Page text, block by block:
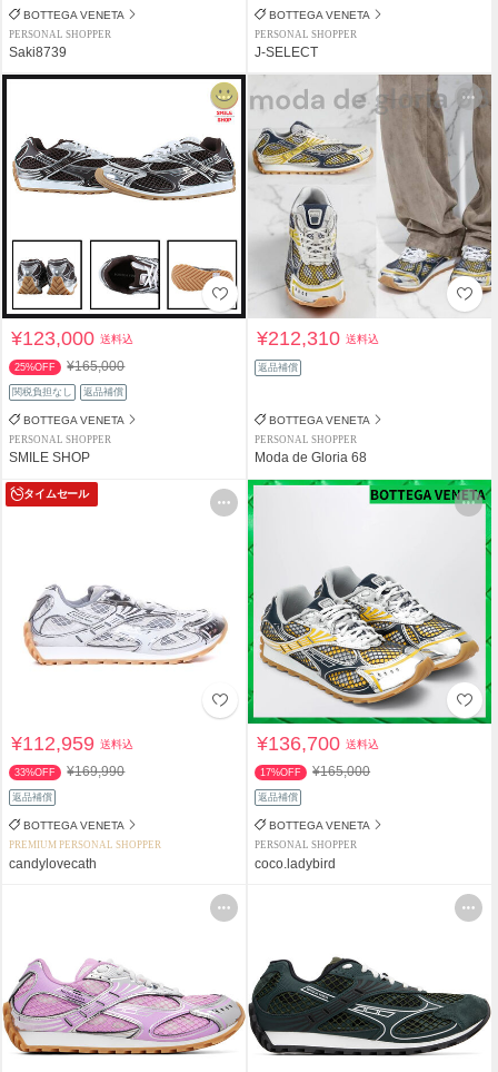
BOTTEGA VENETA
PERSONAL SHOPPER
Saki8739
BOTTEGA VENETA
PERSONAL SHOPPER
J-SELECT
¥123,000送料込
25%OFF ¥165,000
関税負担なし 返品補償
BOTTEGA VENETA
PERSONAL SHOPPER
SMILE SHOP
¥212,310送料込
返品補償
BOTTEGA VENETA
PERSONAL SHOPPER
Moda de Gloria 68
タイムセール
¥112,959送料込
33%OFF ¥169,990
返品補償
BOTTEGA VENETA
PREMIUM PERSONAL SHOPPER
candylovecath
¥136,700送料込
17%OFF ¥165,000
返品補償
BOTTEGA VENETA
PERSONAL SHOPPER
coco.ladybird